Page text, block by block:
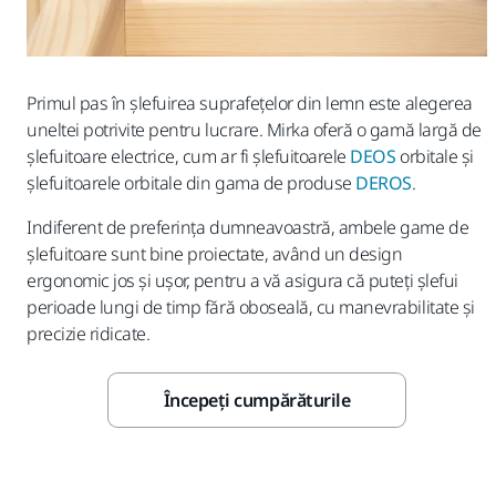
Primul pas în șlefuirea suprafețelor din lemn este alegerea
uneltei potrivite pentru lucrare. Mirka oferă o gamă largă de
șlefuitoare electrice, cum ar fi șlefuitoarele DEOS orbitale și
șlefuitoarele orbitale din gama de produse DEROS.
Indiferent de preferința dumneavoastră, ambele game de
șlefuitoare sunt bine proiectate, având un design
ergonomic jos și ușor, pentru a vă asigura că puteți șlefui
perioade lungi de timp fără oboseală, cu manevrabilitate și
precizie ridicate.
Începeți cumpărăturile